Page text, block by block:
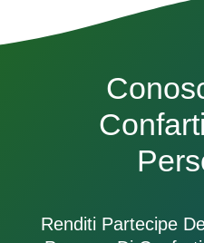
Renditi Partecipe